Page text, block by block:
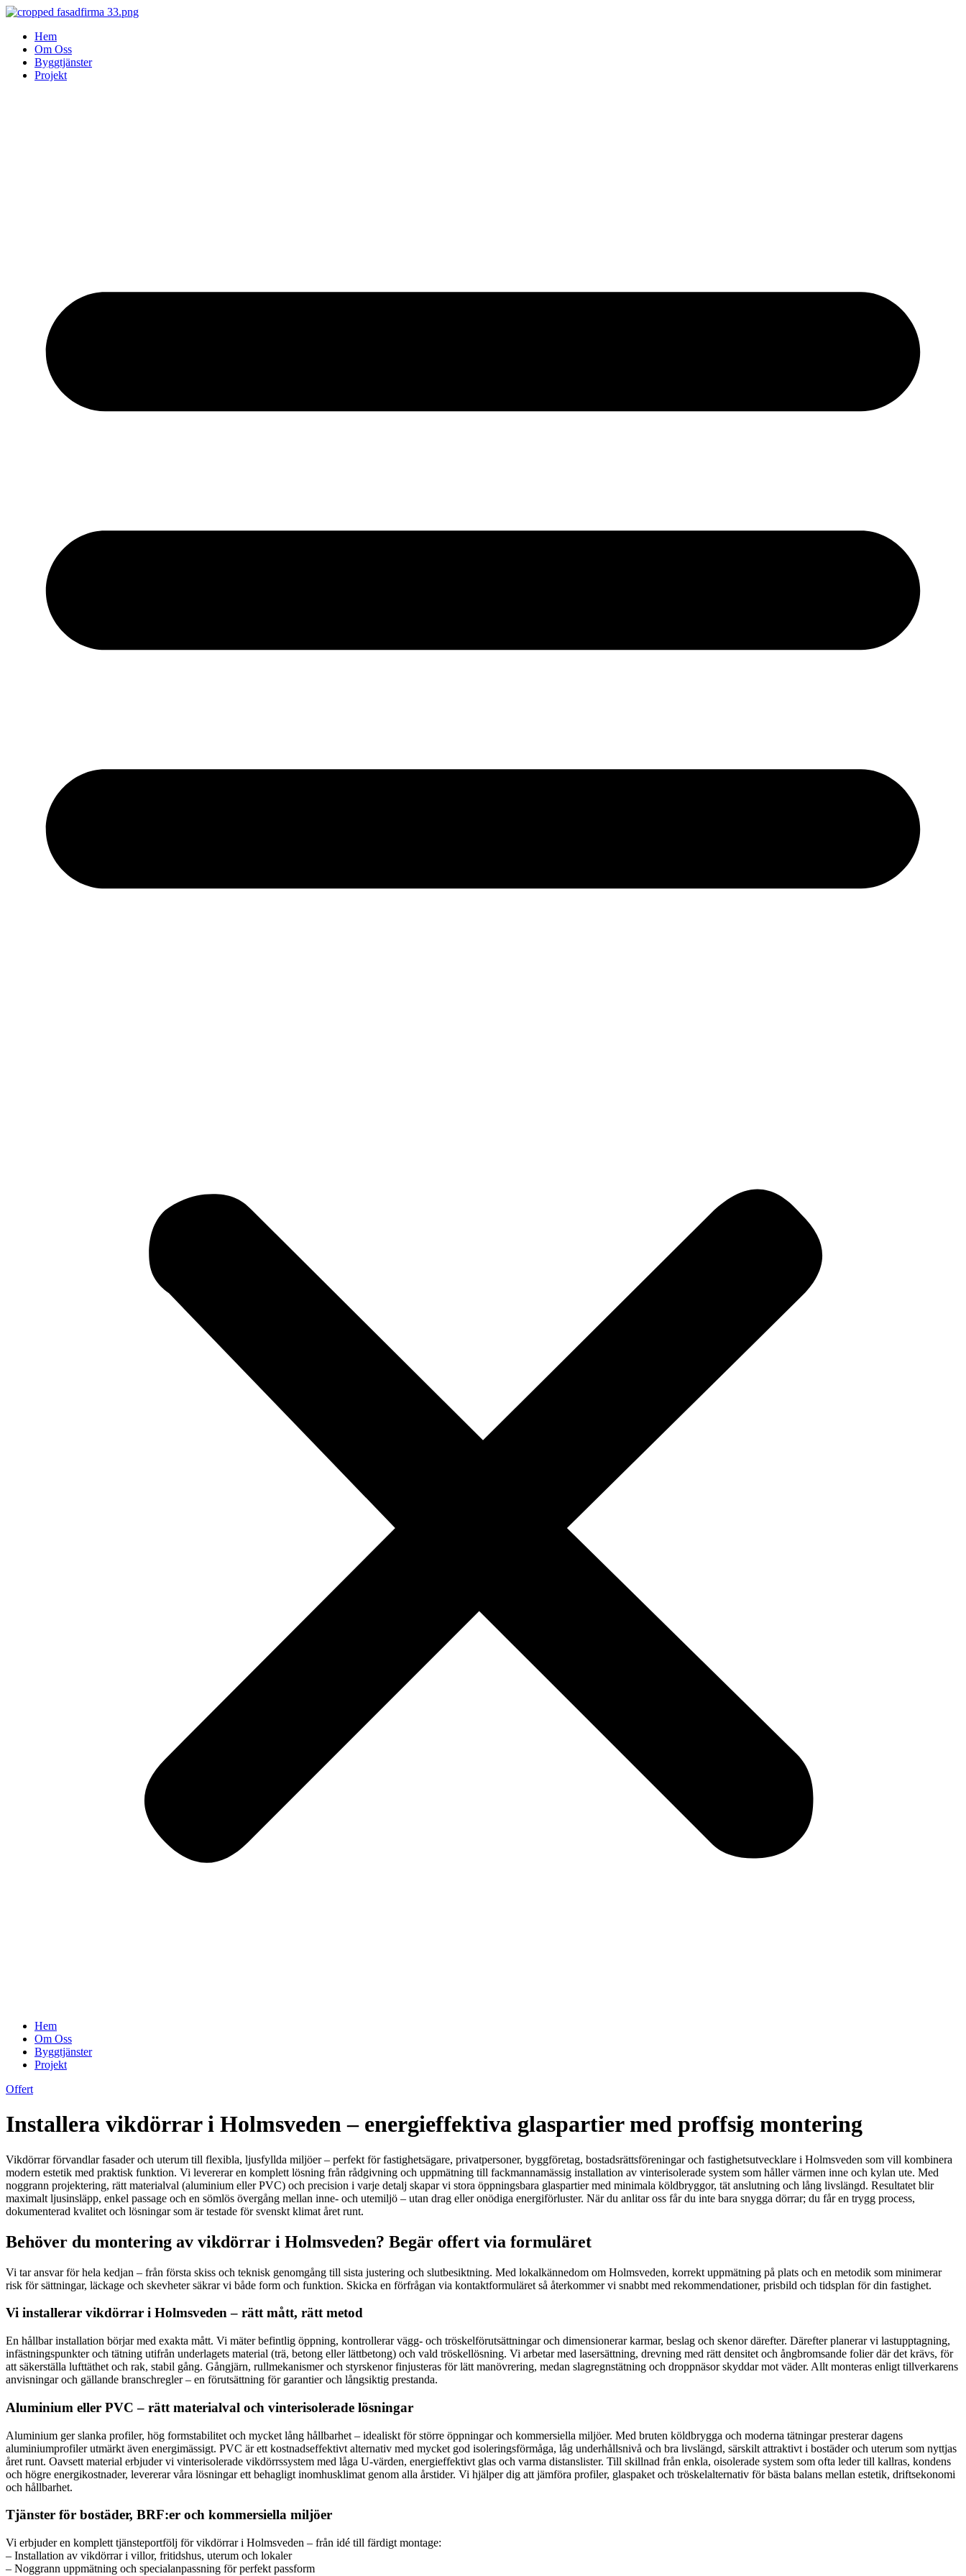
Skip
contentHem
Om Oss
Byggtjänster
Projekt
Hem
Om Oss
Byggtjänster
Projekt
Offert
Installera vikdörrar i Holmsveden – energieffektiva glaspartier med proffsig montering
Vikdörrar förvandlar fasader och uterum till flexibla, ljusfyllda miljöer – perfekt för fastighetsägare, privatpersoner, byggföretag, bostadsrättsföreningar och fastighetsutvecklare i Holmsveden som vill kombinera
modern estetik med praktisk funktion. Vi levererar en komplett lösning från rådgivning och uppmätning till fackmannamässig installation av vinterisolerade system som håller värmen inne och kylan ute. Med
noggrann projektering, rätt materialval (aluminium eller PVC) och precision i varje detalj skapar vi stora öppningsbara glaspartier med minimala köldbryggor, tät anslutning och lång livslängd. Resultatet blir
maximalt ljusinsläpp, enkel passage och en sömlös övergång mellan inne- och utemiljö – utan drag eller onödiga energiförluster. När du anlitar oss får du inte bara snygga dörrar; du får en trygg process,
dokumenterad kvalitet och lösningar som är testade för svenskt klimat året runt.
Behöver du montering av vikdörrar i Holmsveden? Begär offert via formuläret
Vi tar ansvar för hela kedjan – från första skiss och teknisk genomgång till sista justering och slutbesiktning. Med lokalkännedom om Holmsveden, korrekt uppmätning på plats och en metodik som minimerar
risk för sättningar, läckage och skevheter säkrar vi både form och funktion. Skicka en förfrågan via kontaktformuläret så återkommer vi snabbt med rekommendationer, prisbild och tidsplan för din fastighet.
Vi installerar vikdörrar i Holmsveden – rätt mått, rätt metod
En hållbar installation börjar med exakta mått. Vi mäter befintlig öppning, kontrollerar vägg- och tröskelförutsättningar och dimensionerar karmar, beslag och skenor därefter. Därefter planerar vi lastupptagning,
infästningspunkter och tätning utifrån underlagets material (trä, betong eller lättbetong) och vald tröskellösning. Vi arbetar med lasersättning, drevning med rätt densitet och ångbromsande folier där det krävs, för
att säkerställa lufttäthet och rak, stabil gång. Gångjärn, rullmekanismer och styrskenor finjusteras för lätt manövrering, medan slagregnstätning och droppnäsor skyddar mot väder. Allt monteras enligt tillverkarens
anvisningar och gällande branschregler – en förutsättning för garantier och långsiktig prestanda.
Aluminium eller PVC – rätt materialval och vinterisolerade lösningar
Aluminium ger slanka profiler, hög formstabilitet och mycket lång hållbarhet – idealiskt för större öppningar och kommersiella miljöer. Med bruten köldbrygga och moderna tätningar presterar dagens
aluminiumprofiler utmärkt även energimässigt. PVC är ett kostnadseffektivt alternativ med mycket god isoleringsförmåga, låg underhållsnivå och bra livslängd, särskilt attraktivt i bostäder och uterum som nyttjas
året runt. Oavsett material erbjuder vi vinterisolerade vikdörrssystem med låga U-värden, energieffektivt glas och varma distanslister. Till skillnad från enkla, oisolerade system som ofta leder till kallras, kondens
och högre energikostnader, levererar våra lösningar ett behagligt inomhusklimat genom alla årstider. Vi hjälper dig att jämföra profiler, glaspaket och tröskelalternativ för bästa balans mellan estetik, driftsekonomi
och hållbarhet.
Tjänster för bostäder, BRF:er och kommersiella miljöer
Vi erbjuder en komplett tjänsteportfölj för vikdörrar i Holmsveden – från idé till färdigt montage:
– Installation av vikdörrar i villor, fritidshus, uterum och lokaler
– Noggrann uppmätning och specialanpassning för perfekt passform